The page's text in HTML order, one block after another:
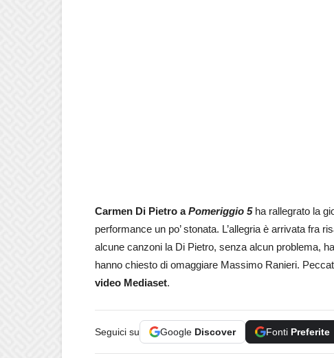
Carmen Di Pietro aPomeriggio 5ha rallegrato la
performance un po’ stonata. L’allegria è arrivata fra
alcune canzoni la Di Pietro, senza alcun problema,
hanno chiesto di omaggiare Massimo Ranieri.
video Mediaset.
Seguici su Google Discover Fonti Preferite